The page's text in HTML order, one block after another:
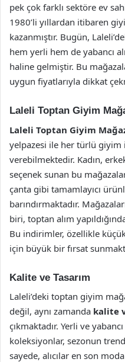
pek çok farklı sektöre ev
1980’li yıllardan itibaren
kazanmıştır. Bugün,
hem yerli hem de yabancı
haline gelmiştir. Bu
uygun fiyatlarıyla dikkat
Laleli Toptan Giyim
Laleli Toptan Giyim
yelpazesi ile her türlü giyim
verebilmektedir. Kadın,
seçenek sunan bu
çanta gibi tamamlayıcı
barındırmaktadır.
biri, toptan alım
Bu indirimler, özellikle
için büyük bir fırsat
Kalite ve Tasarım
Laleli’deki toptan giyim
değil, aynı zamanda kalite
çıkmaktadır. Yerli ve
koleksiyonlar, sezonun
sayede, alıcılar en son